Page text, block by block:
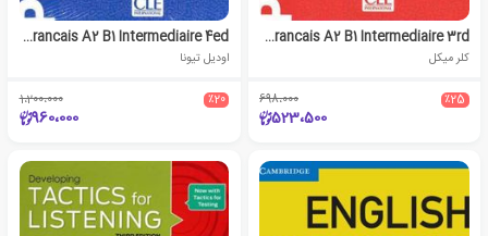
Vocabulaire Progressif Du Francais A2 B1 Intermediaire 3rd
کلر میکل
٪25 698،000
523،500
Grammaire Progressive Du Francais A2 B1 Intermediaire 4ed
اودیل تیونا
٪20 1،200،000
960،000